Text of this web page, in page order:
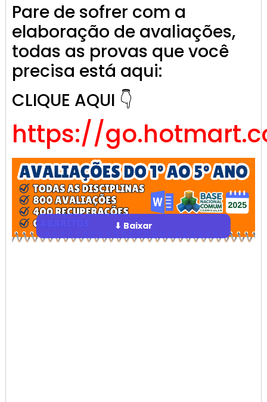
Pare de sofrer com a
elaboração de avaliações,
todas as provas que você
precisa está aqui:
CLIQUE AQUI 👇
https://
⬇ Baixar